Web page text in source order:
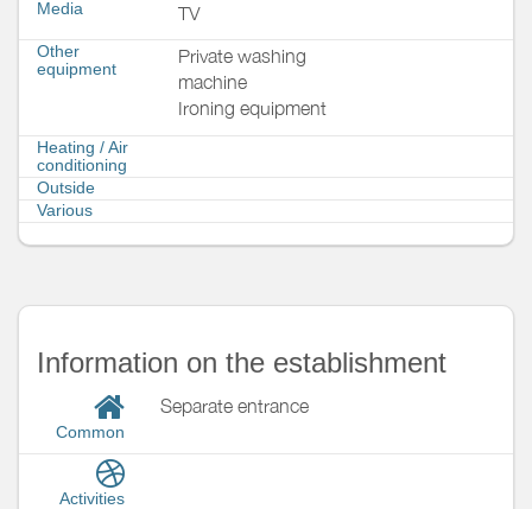
Media TV
Other
equipment
Private washing
machine
Ironing equipment
Heating / Air
conditioning
Outside
Various
Information on the establishment
Common
Separate entrance
Activities